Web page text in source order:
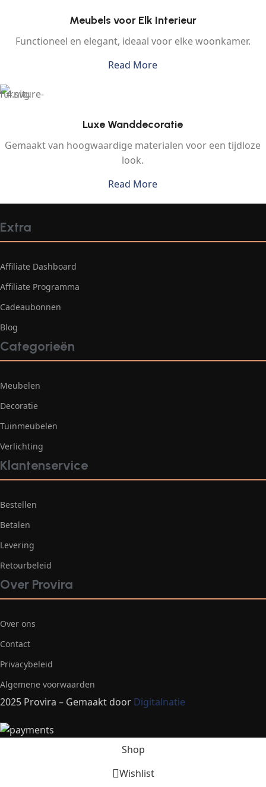
Meubels voor Elk Interieur
Functioneel en elegant, ideaal voor elke woonkamer.
Read More
Luxe Wanddecoratie
Gemaakt van hoogwaardige materialen voor een tijdloze
look.
Read More
Extra
Affiliate Dashboard
Affiliate Programma
Cadeaubonnen
Blog
Categorieën
Meubelen
Decoratie
Tuinmeubelen
Verlichting
Klantenservice
Bestellen
Betalen
Levering
Retourbeleid
Over Provira
Over ons
Contact
Privacybeleid
Algemene voorwaarden
2025 Provira – Gemaakt door Digitalnatie
Shop
Wishlist